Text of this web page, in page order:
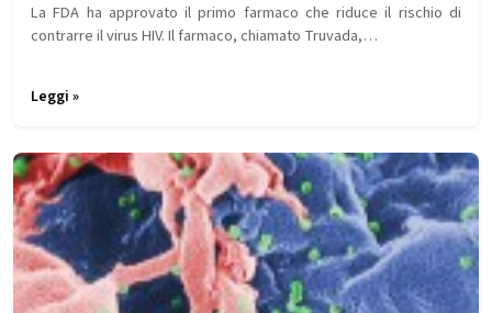
La FDA ha approvato il primo farmaco che riduce il rischio di
contrarre il virus HIV. Il farmaco, chiamato Truvada,…
Leggi »